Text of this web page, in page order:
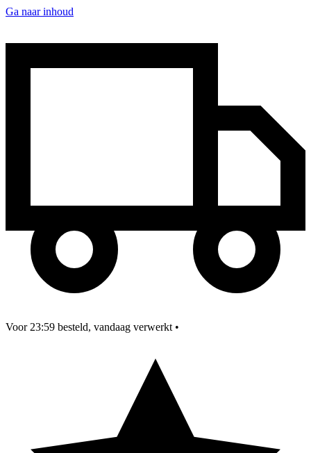
Ga naar inhoud
Voor 23:59 besteld, vandaag verwerkt •